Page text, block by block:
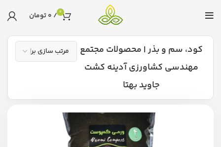
0
/
0تومان
کود، سم و بذر | محصولات مجتمع
مهندسی کشاورزی آدینه کشت
جاوید بهتا